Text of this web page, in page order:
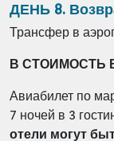
ДЕНЬ 8.
Трансфер в
В СТОИМОСТЬ
Авиабилет по
7 ночей в 3
отели могут